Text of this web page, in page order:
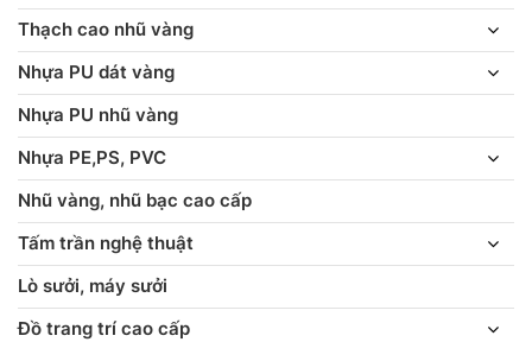
Thạch cao nhũ vàng
Nhựa PU dát vàng
Nhựa PU nhũ vàng
Nhựa PE,PS, PVC
Nhũ vàng, nhũ bạc cao cấp
Tấm trần nghệ thuật
Lò sưởi, máy sưởi
Đồ trang trí cao cấp